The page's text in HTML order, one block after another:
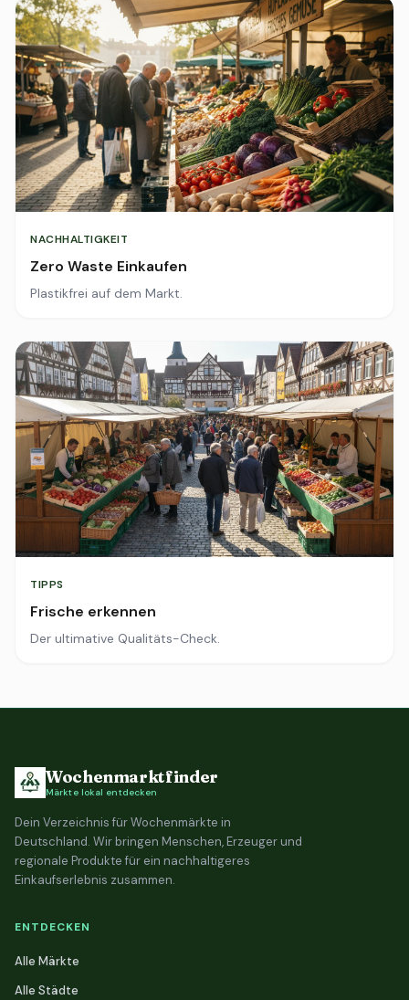
NACHHALTIGKEIT
Zero Waste Einkaufen
Plastikfrei auf dem Markt.
TIPPS
Frische erkennen
Der ultimative Qualitäts-Check.
Wochenmarktfinder
Märkte lokal entdecken
Dein Verzeichnis für Wochenmärkte in
Deutschland. Wir bringen Menschen, Erzeuger und
regionale Produkte für ein nachhaltigeres
Einkaufserlebnis zusammen.
ENTDECKEN
Alle Märkte
Alle Städte